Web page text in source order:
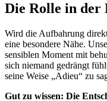
Die Rolle in der
Wird die Aufbahrung
eine besondere Nähe.
sensiblen Moment mit
sich niemand gedrängt
seine Weise „Adieu“ zu
Gut zu wissen: Die